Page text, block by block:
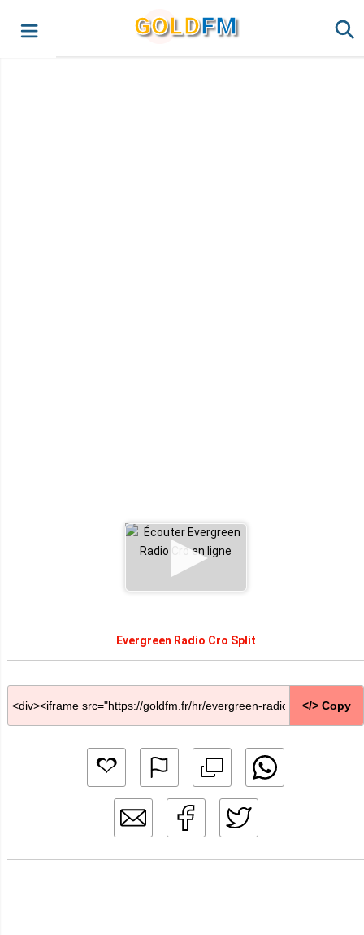
GOLDFM
Evergreen Radio Cro Split
</> Copy